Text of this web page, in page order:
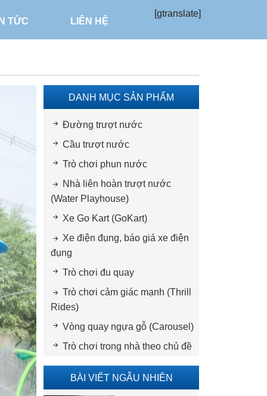
TỨC LIÊN HỆ
[gtranslate]
DANH MỤC SẢN PHẨM
Đường trượt nước
Cầu trượt nước
Trò chơi phun nước
Nhà liên hoàn trượt nước
(Water Playhouse)
Xe Go Kart (GoKart)
Xe điện đụng, báo giá xe điện
đụng
Trò chơi đu quay
Trò chơi cảm giác mạnh (Thrill
Rides)
Vòng quay ngựa gỗ (Carousel)
Trò chơi trong nhà theo chủ đề
BÀI VIẾT NGẪU NHIÊN